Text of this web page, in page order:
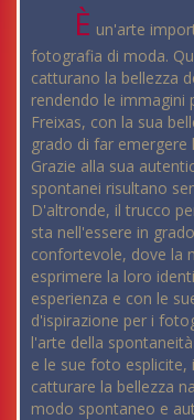
È un'arte
fotografia di moda.
catturano la bellezza
rendendo le immagini
Freixas, con la sua
grado di far
Grazie alla sua
spontanei risultano
D'altronde, il trucco
sta nell'essere in
confortevole, dove la
esprimere la loro
esperienza e con le
d'ispirazione per i
l'arte della
e le sue foto
catturare la bellezza
modo spontaneo e